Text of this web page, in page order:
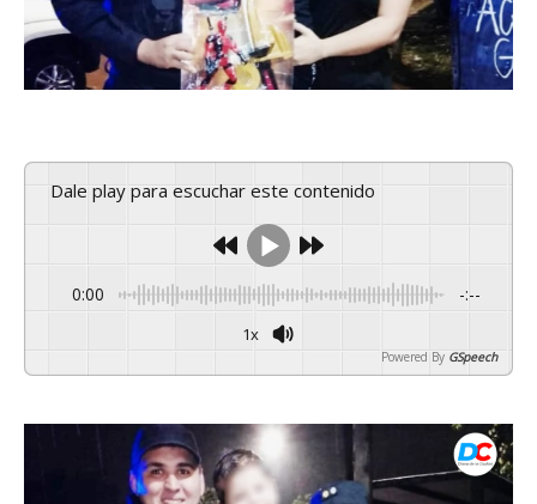
Dale play para escuchar este contenido
0:00 -:--
1x
Powered By GSpeech